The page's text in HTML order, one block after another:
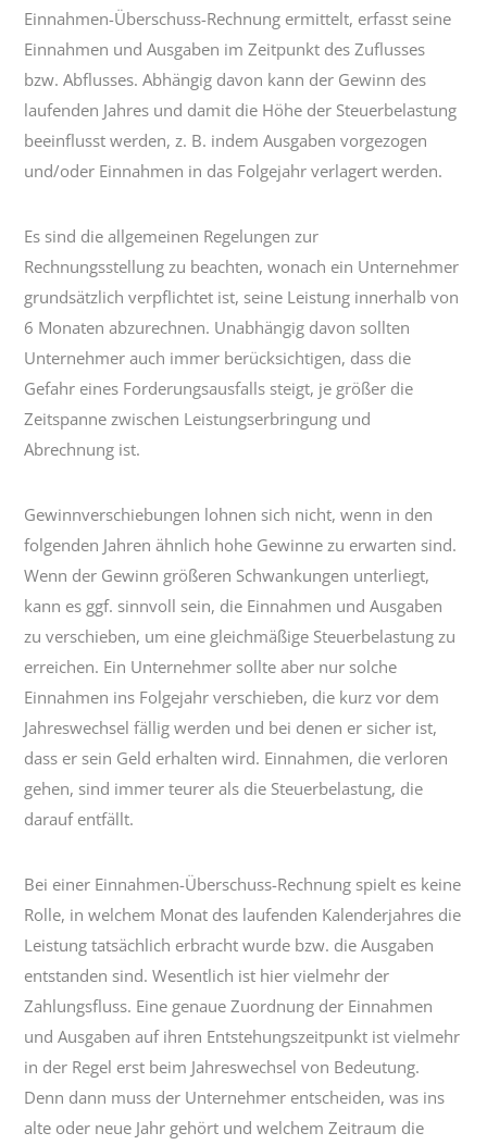
Einnahmen-Überschuss-Rechnung ermittelt, erfasst seine
Einnahmen und Ausgaben im Zeitpunkt des Zuflusses
bzw. Abflusses. Abhängig davon kann der Gewinn des
laufenden Jahres und damit die Höhe der Steuerbelastung
beeinflusst werden, z. B. indem Ausgaben vorgezogen
und/oder Einnahmen in das Folgejahr verlagert werden.
Es sind die allgemeinen Regelungen zur
Rechnungsstellung zu beachten, wonach ein Unternehmer
grundsätzlich verpflichtet ist, seine Leistung innerhalb von
6 Monaten abzurechnen. Unabhängig davon sollten
Unternehmer auch immer berücksichtigen, dass die
Gefahr eines Forderungsausfalls steigt, je größer die
Zeitspanne zwischen Leistungserbringung und
Abrechnung ist.
Gewinnverschiebungen lohnen sich nicht, wenn in den
folgenden Jahren ähnlich hohe Gewinne zu erwarten sind.
Wenn der Gewinn größeren Schwankungen unterliegt,
kann es ggf. sinnvoll sein, die Einnahmen und Ausgaben
zu verschieben, um eine gleichmäßige Steuerbelastung zu
erreichen. Ein Unternehmer sollte aber nur solche
Einnahmen ins Folgejahr verschieben, die kurz vor dem
Jahreswechsel fällig werden und bei denen er sicher ist,
dass er sein Geld erhalten wird. Einnahmen, die verloren
gehen, sind immer teurer als die Steuerbelastung, die
darauf entfällt.
Bei einer Einnahmen-Überschuss-Rechnung spielt es keine
Rolle, in welchem Monat des laufenden Kalenderjahres die
Leistung tatsächlich erbracht wurde bzw. die Ausgaben
entstanden sind. Wesentlich ist hier vielmehr der
Zahlungsfluss. Eine genaue Zuordnung der Einnahmen
und Ausgaben auf ihren Entstehungszeitpunkt ist vielmehr
in der Regel erst beim Jahreswechsel von Bedeutung.
Denn dann muss der Unternehmer entscheiden, was ins
alte oder neue Jahr gehört und welchem Zeitraum die